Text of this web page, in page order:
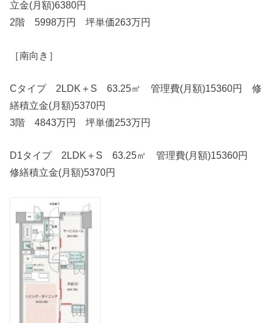
立金(月額)6380円
2階 5998万円 坪単価263万円
［南向き］
Cタイプ 2LDK＋S 63.25㎡ 管理費(月額)15360円 修
繕積立金(月額)5370円
3階 4843万円 坪単価253万円
D1タイプ 2LDK＋S 63.25㎡ 管理費(月額)15360円
修繕積立金(月額)5370円